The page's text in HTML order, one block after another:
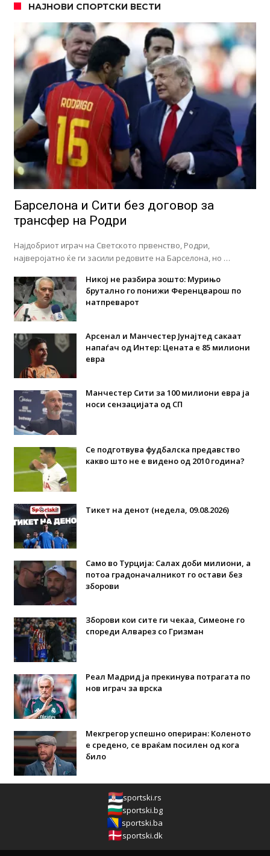
НАЈНОВИ СПОРТСКИ ВЕСТИ
Барселона и Сити без договор за
трансфер на Родри
Најдобриот играч на Светското првенство, Родри,
најверојатно ќе ги засили редовите на Барселона, но …
Никој не разбира зошто: Мурињо
брутално го понижи Ференцварош по
натпреварот
Арсенал и Манчестер Јунајтед сакаат
напаѓач од Интер: Цената е 85 милиони
евра
Манчестер Сити за 100 милиони евра ја
носи сензацијата од СП
Се подготвува фудбалска предавство
какво што не е видено од 2010 година?
Тикет на денот (недела, 09.08.2026)
Само во Турција: Салах доби милиони, а
потоа градоначалникот го остави без
зборови
Зборови кои сите ги чекаа, Симеоне го
спореди Алварез со Гризман
Реал Мадрид ја прекинува потрагата по
нов играч за врска
Мекгрегор успешно опериран: Коленото
е средено, се враќам посилен од кога
било
sportski.rs
sportski.bg
sportski.ba
sportski.dk